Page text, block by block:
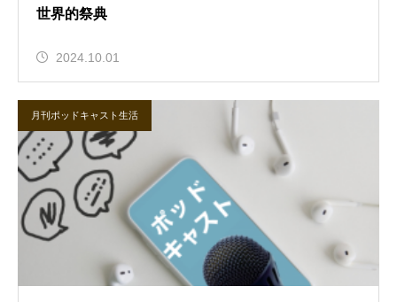
世界的祭典
2024.10.01
月刊ポッドキャスト生活